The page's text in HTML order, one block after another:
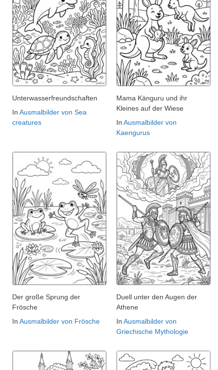
Unterwasserfreundschaften
In Ausmalbilder von Sea
creatures
Mama Känguru und ihr
Kleines auf der Wiese
In Ausmalbilder von
Kaengurus
Der große Sprung der
Frösche
In Ausmalbilder von Frösche
Duell unter den Augen der
Athene
In Ausmalbilder von
Griechische Mythologie